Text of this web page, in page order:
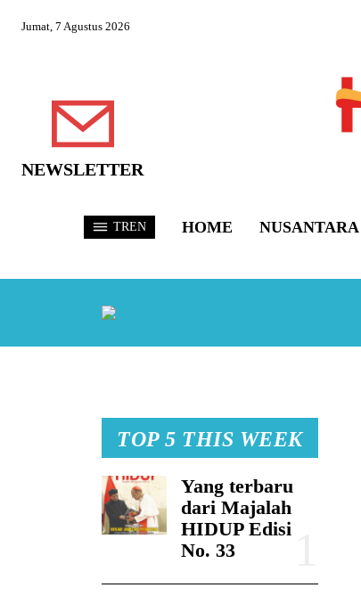
Jumat, 7 Agustus 2026
NEWSLETTER
TREN HOME NUSANTARA
TOP 5 THIS WEEK
Yang terbaru
dari Majalah
HIDUP Edisi
No. 33